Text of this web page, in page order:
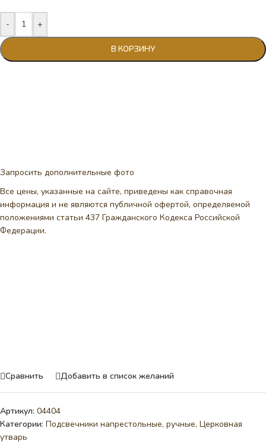
- +
В КОРЗИНУ
Запросить дополнительные фото
Все цены, указанные на сайте, приведены как справочная
информация и не являются публичной офертой, определяемой
положениями статьи 437 Гражданского Кодекса Российской
Федерации.
Сравнить Добавить в список желаний
Артикул: 04404
Категории: Подсвечники напрестольные, ручные, Церковная
утварь